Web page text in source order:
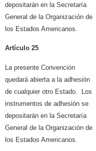
depositarán en la Secretaría
General de la Organización de
los Estados Americanos.
Artículo 25
La presente Convención
quedará abierta a la adhesión
de cualquier otro Estado. Los
instrumentos de adhesión se
depositarán en la Secretaría
General de la Organización de
los Estados Americanos.